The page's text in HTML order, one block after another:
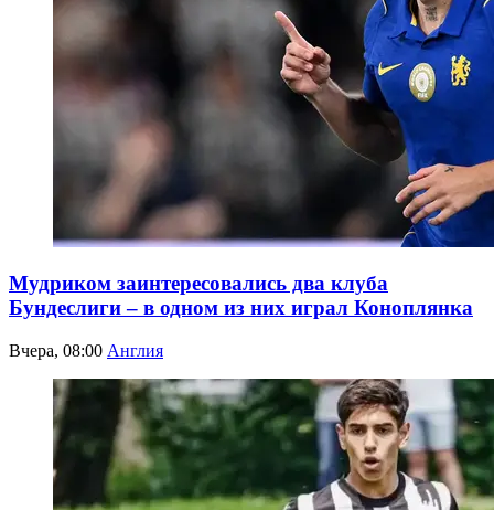
Мудриком заинтересовались два клуба
Бундеслиги – в одном из них играл Коноплянка
Вчера, 08:00 Англия